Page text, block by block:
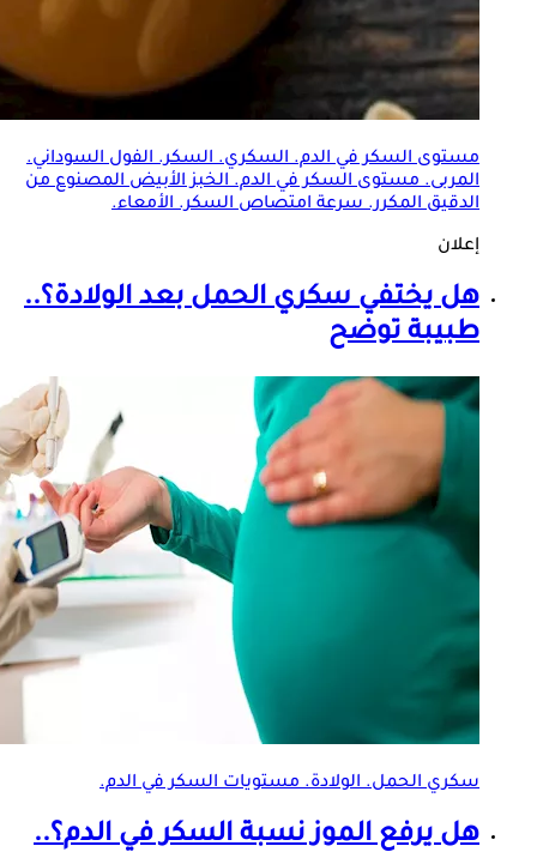
مستوى السكر في الدم. السكري. السكر. الفول السوداني.
المربى. مستوى السكر في الدم. الخبز الأبيض المصنوع من
الدقيق المكرر. سرعة امتصاص السكر. الأمعاء.
إعلان
هل يختفي سكري الحمل بعد الولادة؟..
طبيبة توضح
سكري الحمل. الولادة. مستويات السكر في الدم.
هل يرفع الموزنسبة السكر في الدم؟..